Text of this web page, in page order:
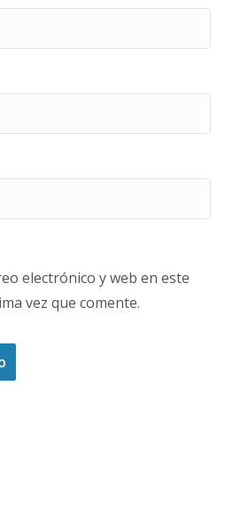
electrónico y web en este
vez que comente.